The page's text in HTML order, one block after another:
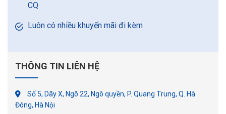
CQ
Luôn có nhiều khuyến mãi đi kèm
THÔNG TIN LIÊN HỆ
Số 5, Dãy X, Ngõ 22, Ngô quyền, P. Quang Trung, Q. Hà
Đông, Hà Nội